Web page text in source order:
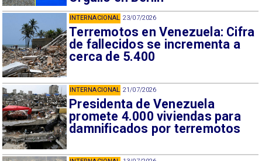
23/07/2026
Terremotos en Venezuela: Cifra
de fallecidos se incrementa a
cerca de 5.400
INTERNACIONAL
21/07/2026
Presidenta de Venezuela
promete 4.000 viviendas para
damnificados por terremotos
INTERNACIONAL